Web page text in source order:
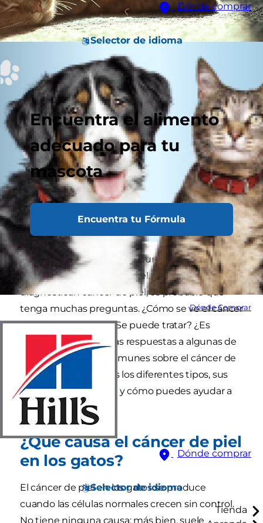
Dónde comprar
Selector de idioma
Encuentra el alimento
adecuado para tu
mascota
Encuentra tu Fórmula
Dónde Comprar
Dónde comprar
Selector de idioma
Tienda
Al igual que losdogs
y los humanos, los gatos
pueden sufrir cáncer de piel. Si a su gato le
diagnostican cáncer de piel, es probable que
tenga muchas preguntas. ¿Cómo se ve el cáncer
de piel en un gato? ¿Se puede tratar? ¿Es
maligno? Descubre las respuestas a algunas de
las preguntas más comunes sobre el cáncer de
piel de gato, incluidos los diferentes tipos, sus
causas, cómo se trata y cómo puedes ayudar a
prevenirlo.
¿Qué causa el cáncer de piel
en los gatos?
El cáncer de piel en los gatos se produce
cuando las células normales crecen sin control.
No tiene ninguna causa; más bien, suele